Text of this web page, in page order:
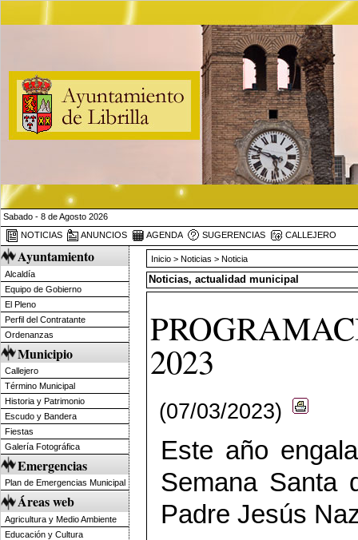
Sabado - 8 de Agosto 2026
NOTICIAS
ANUNCIOS AGENDA SUGERENCIAS CALLEJERO
Ayuntamiento
Alcaldía
Equipo de Gobierno
El Pleno
Perfil del Contratante
Ordenanzas
Municipio
Callejero
Término Municipal
Historia y Patrimonio
Escudo y Bandera
Fiestas
Galería Fotográfica
Emergencias
Plan de Emergencias Municipal
Áreas web
Agricultura y Medio Ambiente
Educación y Cultura
Inicio > Noticias > Noticia
Noticias, actualidad municipal
2023
(07/03/2023)
Este año
Semana Santa
Padre Jesús